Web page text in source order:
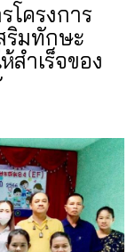
โครงการ
ริมทักษะ
สำเร็จของ